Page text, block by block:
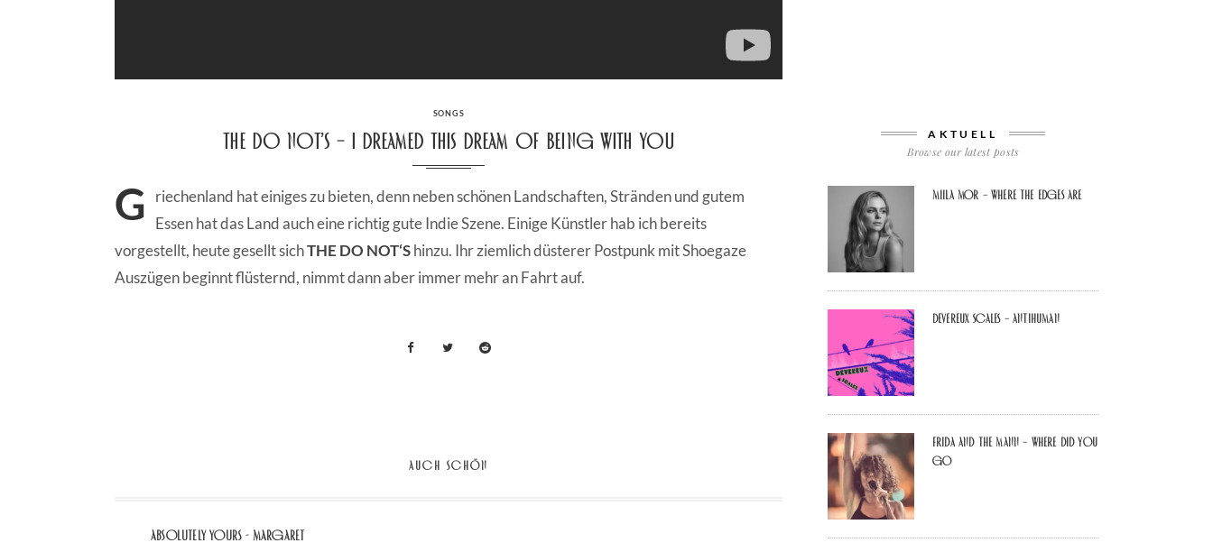
CATEGORIES
SONGS
The do not’s – I dreamed this dream of being with you
G
riechenland hat einiges zu bieten, denn neben schönen Landschaften, Stränden und gutem
Essen hat das Land auch eine richtig gute Indie Szene. Einige Künstler hab ich bereits
vorgestellt, heute gesellt sichTHE DO NOT‘Shinzu. Ihr ziemlich düsterer Postpunk mit Shoegaze
Auszügen beginnt flüsternd, nimmt dann aber immer mehr an Fahrt auf.
AUCH SCHÖN
Absolutely Yours - Margaret
AKTUELL
Browse our latest posts
Miila Mor – Where The Edges Are
Devereux Scales – Antihuman
Frida and The Mann – Where Did You
Go